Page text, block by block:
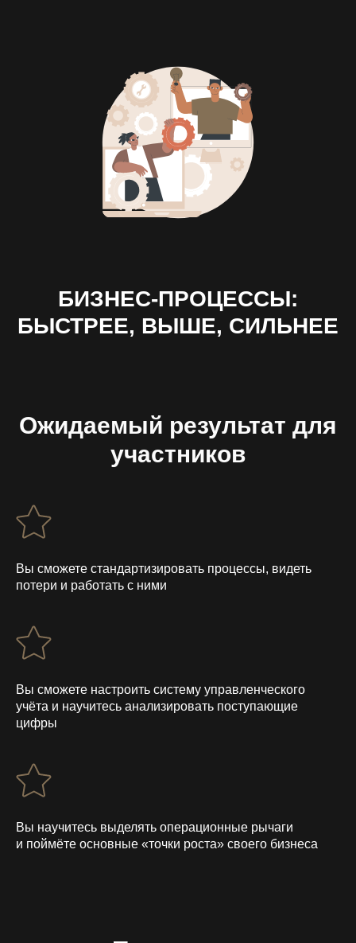
БИЗНЕС-ПРОЦЕССЫ:
БЫСТРЕЕ, ВЫШЕ, СИЛЬНЕЕ
Ожидаемый результат для
участников
Вы сможете стандартизировать процессы, видеть
потери и работать с ними
Вы сможете настроить систему управленческого
учёта и научитесь анализировать поступающие
цифры
Вы научитесь выделять операционные рычаги
и поймёте основные «точки роста» своего бизнеса